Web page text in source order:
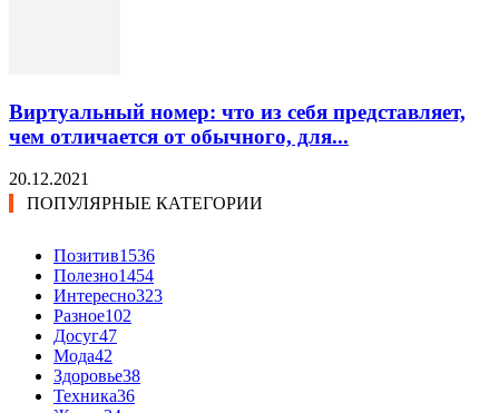
Виртуальный номер: что из себя представляет,
чем отличается от обычного, для...
20.12.2021
ПОПУЛЯРНЫЕ КАТЕГОРИИ
Позитив1536
Полезно1454
Интересно323
Разное102
Досуг47
Мода42
Здоровье38
Техника36